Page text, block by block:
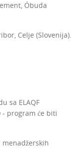
Óbuda
Celje (Slovenija).
sa ELAQF
- program će biti